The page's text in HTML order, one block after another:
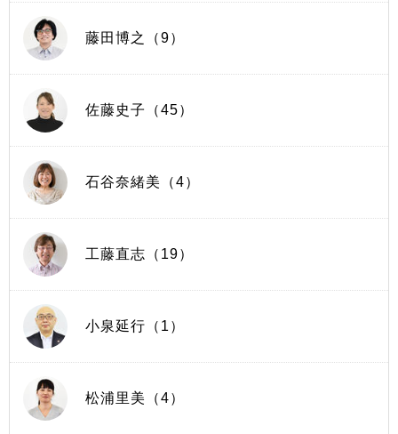
藤田博之（9）
佐藤史子（45）
石谷奈緒美（4）
工藤直志（19）
小泉延行（1）
松浦里美（4）